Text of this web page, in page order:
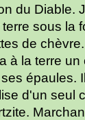
du Diable.
sous la
de
à la terre
épaules.
d'un seul